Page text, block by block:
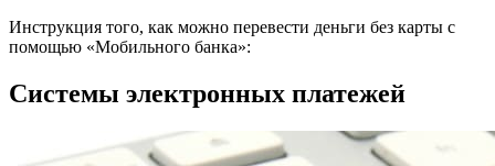
Инструкция того, как можно перевести деньги без карты с
помощью «Мобильного банка»:
Системы электронных платежей